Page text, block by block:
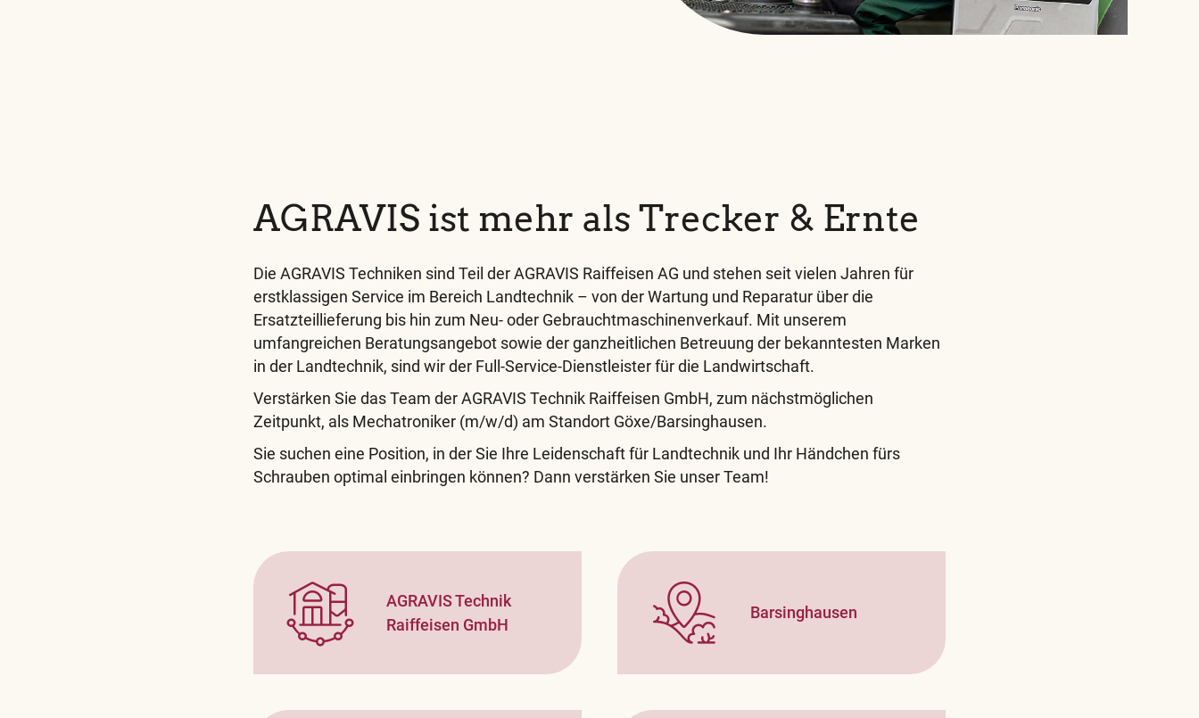
AGRAVIS ist mehr als Trecker & Ernte
Die AGRAVIS Techniken sind Teil der AGRAVIS Raiffeisen AG und stehen seit vielen Jahren für
erstklassigen Service im Bereich Landtechnik – von der Wartung und Reparatur über die
Ersatzteillieferung bis hin zum Neu- oder Gebrauchtmaschinenverkauf. Mit unserem
umfangreichen Beratungsangebot sowie der ganzheitlichen Betreuung der bekanntesten Marken
in der Landtechnik, sind wir der Full-Service-Dienstleister für die Landwirtschaft.
Verstärken Sie das Team der AGRAVIS Technik Raiffeisen GmbH, zum nächstmöglichen
Zeitpunkt, als Mechatroniker (m/w/d) am Standort Göxe/Barsinghausen.
Sie suchen eine Position, in der Sie Ihre Leidenschaft für Landtechnik und Ihr Händchen fürs
Schrauben optimal einbringen können? Dann verstärken Sie unser Team!
AGRAVIS Technik
Raiffeisen GmbH
Barsinghausen